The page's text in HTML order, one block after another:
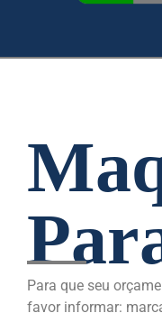
Para que seu
favor informar: